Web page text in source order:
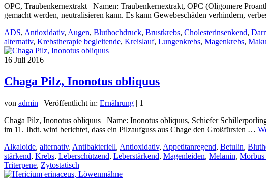
OPC, Traubenkernextrakt Namen: Traubenkernextrakt, OPC (Oligomere
gemacht werden, neutralisieren kann. Es kann Gewebeschäden verhindern,
ADS, Antioxidativ, Augen, Bluthochdruck, Brustkrebs, Cholesterinsenkend,
alternativ, Krebstherapie begleitende, Kreislauf, Lungenkrebs, Magenkrebs,
16 Juli 2016
Chaga Pilz, Inonotus obliquus
von admin | Veröffentlicht in: Ernährung | 1
Chaga Pilz, Inonotus obliquus Name: Inonotus obliquus, Schiefer
im 11. Jhdt. wird berichtet, dass ein Pilzaufguss aus Chage den Großfürsten …
Alkaloide, alternativ, Antibakteriell, Antioxidativ, Appetitanregend, Betulin,
stärkend, Krebs, Leberschützend, Leberstärkend, Magenleiden, Melanin, Morbus
Triterpene, Zytostatisch